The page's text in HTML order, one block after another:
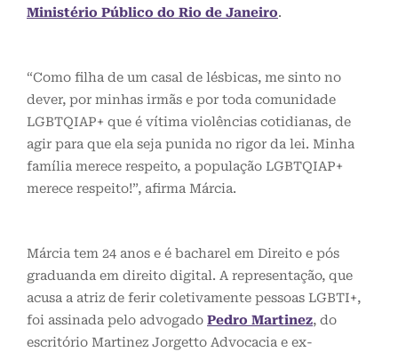
Ministério Público do Rio de Janeiro.
“Como filha de um casal de lésbicas, me sinto no
dever, por minhas irmãs e por toda comunidade
LGBTQIAP+ que é vítima violências cotidianas, de
agir para que ela seja punida no rigor da lei. Minha
família merece respeito, a população LGBTQIAP+
merece respeito!”, afirma Márcia.
Márcia tem 24 anos e é bacharel em Direito e pós
graduanda em direito digital. A representação, que
acusa a atriz de ferir coletivamente pessoas LGBTI+,
foi assinada pelo advogado Pedro Martinez, do
escritório Martinez Jorgetto Advocacia e ex-